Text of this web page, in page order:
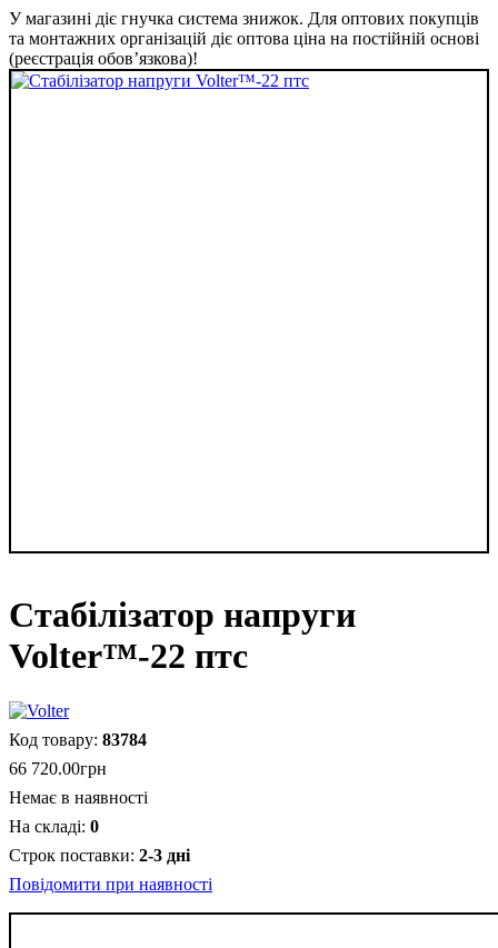
У магазині діє гнучка система знижок. Для оптових покупців
та монтажних організацій діє оптова ціна на постійній основі
(реєстрація обов’язкова)!
Стабілізатор напруги
Volter™-22 птс
83784
66 720.00грн
Немає в наявності
0
2-3 дні
Повідомити при наявності